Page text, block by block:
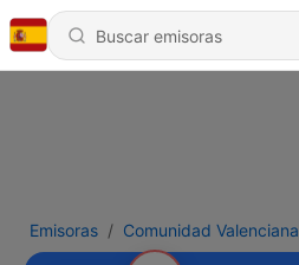
Emisoras Comunidad Valenciana